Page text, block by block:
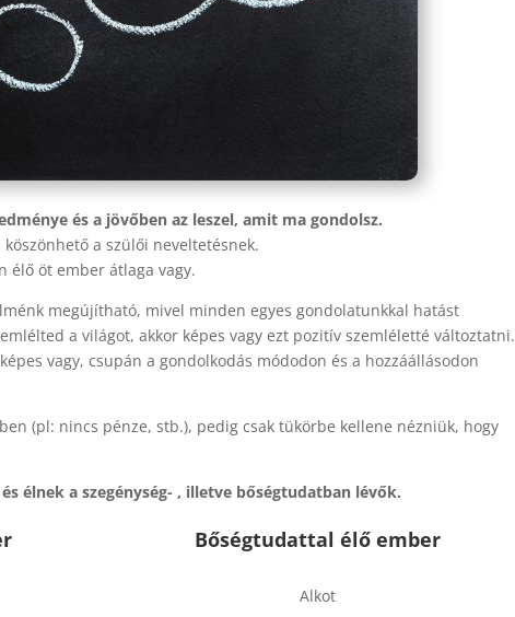
és a jövőben az leszel, amit ma gondolsz.
a szülői neveltetésnek.
élő öt ember átlaga vagy.
megújítható, mivel minden egyes gondolatunkkal hatást
a világot, akkor képes vagy ezt pozitív szemléletté változtatni.
vagy, csupán a gondolkodás módodon és a hozzáállásodon
(pl: nincs pénze, stb.), pedig csak tükörbe kellene nézniük, hogy
élnek a szegénység- , illetve bőségtudatban lévők.
Bőségtudattal élő ember
Alkot